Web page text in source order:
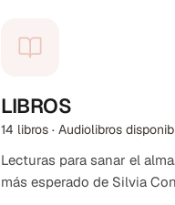
LIBROS
14 libros · Audiolibros
Lecturas para sanar el
más esperado de Silvia